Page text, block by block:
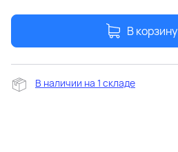
В корзину
В наличии на 1 складе